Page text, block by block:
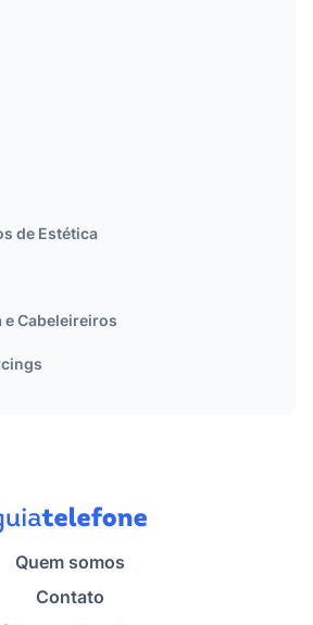
de Estética
e Cabeleireiros
Quem somos
Contato